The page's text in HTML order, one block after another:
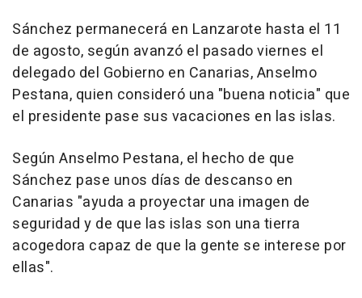
Sánchez permanecerá en Lanzarote hasta el 11
de agosto, según avanzó el pasado viernes el
delegado del Gobierno en Canarias, Anselmo
Pestana, quien consideró una "buena noticia" que
el presidente pase sus vacaciones en las islas.
Según Anselmo Pestana, el hecho de que
Sánchez pase unos días de descanso en
Canarias "ayuda a proyectar una imagen de
seguridad y de que las islas son una tierra
acogedora capaz de que la gente se interese por
ellas".